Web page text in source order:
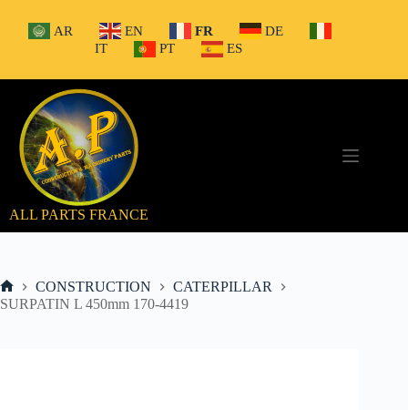
contenu
AR EN FR
DE
IT
PT ES
ALL PARTS FRANCE
Accueil
CONSTRUCTION
CATERPILLAR
SURPATIN L 450mm 170-4419